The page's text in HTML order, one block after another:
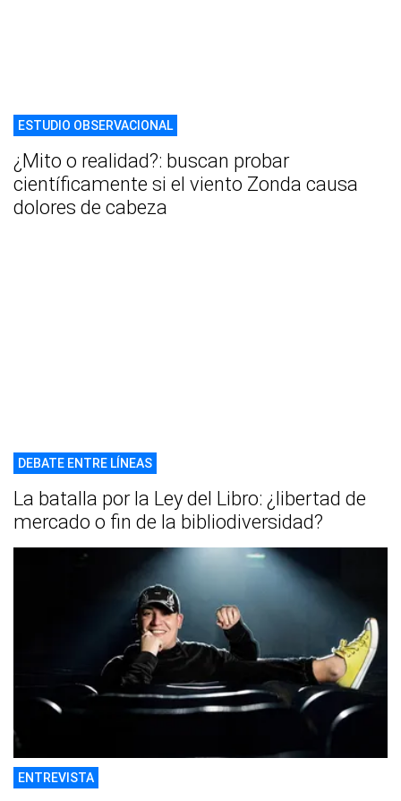
ESTUDIO OBSERVACIONAL
¿Mito o realidad?: buscan probar
científicamente si el viento Zonda causa
dolores de cabeza
DEBATE ENTRE LÍNEAS
La batalla por la Ley del Libro: ¿libertad de
mercado o fin de la bibliodiversidad?
ENTREVISTA